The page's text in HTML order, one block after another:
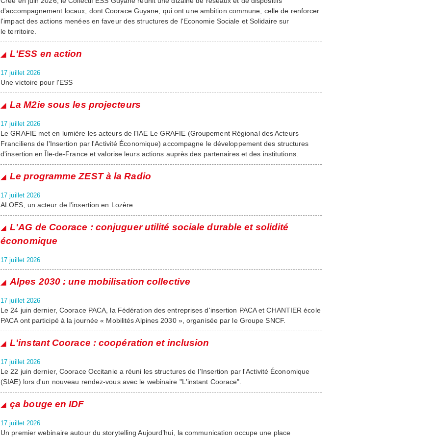
d'accompagnement locaux, dont Coorace Guyane, qui ont une ambition commune, celle de renforcer
l'impact des actions menées en faveur des structures de l'Economie Sociale et Solidaire sur
le territoire.
L'ESS en action
17 juillet 2026
Une victoire pour l'ESS
La M2ie sous les projecteurs
17 juillet 2026
Le GRAFIE met en lumière les acteurs de l'IAE Le GRAFIE (Groupement Régional des Acteurs
Franciliens de l'Insertion par l'Activité Économique) accompagne le développement des structures
d'insertion en Île-de-France et valorise leurs actions auprès des partenaires et des institutions.
Le programme ZEST à la Radio
17 juillet 2026
ALOES, un acteur de l'insertion en Lozère
L'AG de Coorace : conjuguer utilité sociale durable et solidité
économique
17 juillet 2026
Alpes 2030 : une mobilisation collective
17 juillet 2026
Le 24 juin dernier, Coorace PACA, la Fédération des entreprises d'insertion PACA et CHANTIER école
PACA ont participé à la journée « Mobilités Alpines 2030 », organisée par le Groupe SNCF.
L'instant Coorace : coopération et inclusion
17 juillet 2026
Le 22 juin dernier, Coorace Occitanie a réuni les structures de l'Insertion par l'Activité Économique
(SIAE) lors d'un nouveau rendez-vous avec le webinaire "L'instant Coorace".
ça bouge en IDF
17 juillet 2026
Un premier webinaire autour du storytelling Aujourd’hui, la communication occupe une place